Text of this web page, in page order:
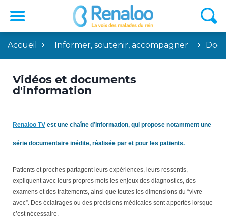
Accueil Informer, soutenir, accompagner
Vidéos et documents
d'information
Renaloo TV est une chaîne d’information, qui propose notamment une
série documentaire inédite, réalisée par et pour les patients.
Patients et proches partagent leurs expériences, leurs ressentis,
expliquent avec leurs propres mots les enjeux des diagnostics, des
examens et des traitements, ainsi que toutes les dimensions du “vivre
avec”. Des éclairages ou des précisions médicales sont apportés lorsque
c’est nécessaire.